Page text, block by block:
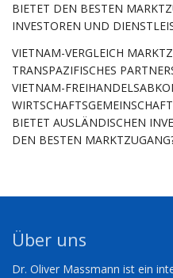
BIETET DEN BESTEN
INVESTOREN UND
VIETNAM-VERGLEICH
TRANSPAZIFISCHES
VIETNAM-
BIETET AUSLÄNDISCHEN
DEN BESTEN
Über uns
Dr. Oliver Massmann ist ein